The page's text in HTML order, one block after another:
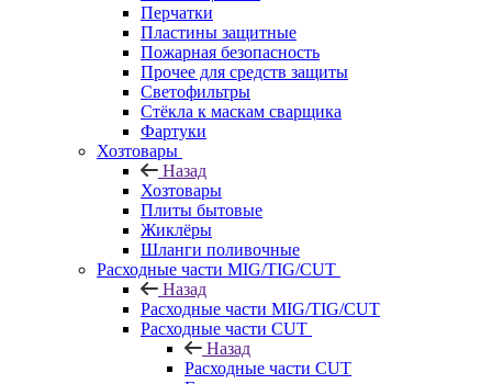
Перчатки
Пластины защитные
Пожарная безопасность
Прочее для средств защиты
Светофильтры
Стёкла к маскам сварщика
Фартуки
Хозтовары
Назад
Хозтовары
Плиты бытовые
Жиклёры
Шланги поливочные
Расходные части MIG/TIG/CUT
Назад
Расходные части MIG/TIG/CUT
Расходные части CUT
Назад
Расходные части CUT